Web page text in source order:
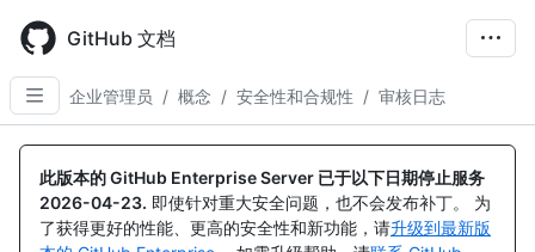
main
content
GitHub 文档
企业管理员 / 概念 / 安全性和合规性 / 审核日志
此版本的 GitHub Enterprise Server 已于以下日期停止服务
2026-04-23. 即使针对重大安全问题，也不会发布补丁。 为
了获得更好的性能、更高的安全性和新功能，请升级到最新版